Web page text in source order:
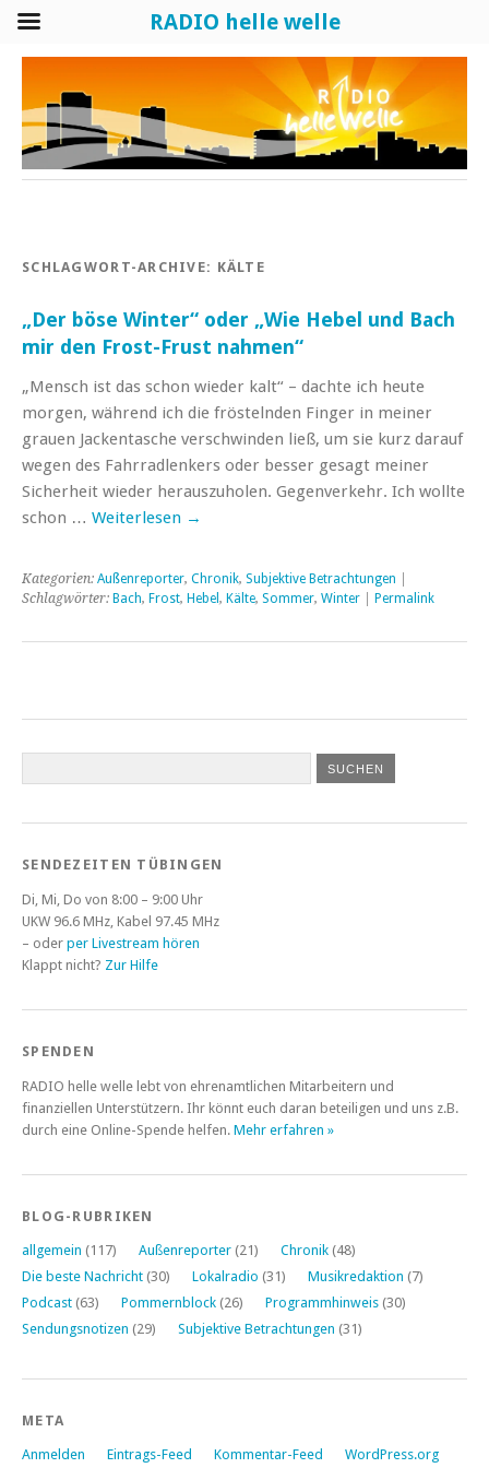
SCHLAGWORT-ARCHIVE: KÄLTE
„Der böse Winter“ oder „Wie Hebel und Bach
mir den Frost-Frust nahmen“
„Mensch ist das schon wieder kalt“ – dachte ich heute
morgen, während ich die fröstelnden Finger in meiner
grauen Jackentasche verschwinden ließ, um sie kurz darauf
wegen des Fahrradlenkers oder besser gesagt meiner
Sicherheit wieder herauszuholen. Gegenverkehr. Ich wollte
schon … Weiterlesen →
Kategorien: Außenreporter, Chronik, Subjektive Betrachtungen
Schlagwörter: Bach, Frost, Hebel , Kälte, Sommer, Winter Permalink
SENDEZEITEN TÜBINGEN
Di, Mi, Do von 8:00 – 9:00 Uhr
UKW 96.6 MHz, Kabel 97.45 MHz
– oder per Livestream hören
Klappt nicht? Zur Hilfe
SPENDEN
RADIO helle welle lebt von ehrenamtlichen Mitarbeitern und
finanziellen Unterstützern. Ihr könnt euch daran beteiligen und uns z.B.
durch eine Online-Spende helfen. Mehr erfahren »
BLOG-RUBRIKEN
allgemein (117) Außenreporter (21) Chronik (48)
Die beste Nachricht (30) Lokalradio (31) Musikredaktion (7)
Podcast (63) Pommernblock (26) Programmhinweis (30)
Sendungsnotizen (29) Subjektive Betrachtungen (31)
META
Anmelden Eintrags-Feed Kommentar-Feed WordPress.org
RADIO helle welle